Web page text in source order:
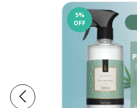
5%
OFF